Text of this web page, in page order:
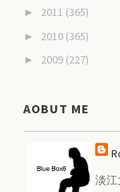
► 2011 (365)
► 2010 (365)
► 2009 (227)
AOBUT ME
淡江